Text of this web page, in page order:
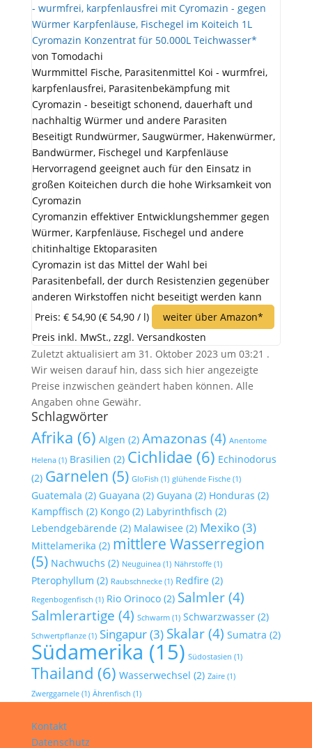
- wurmfrei, karpfenlausfrei mit Cyromazin - gegen
Würmer Karpfenläuse, Fischegel im Koiteich 1L
Cyromazin Konzentrat für 50.000L Teichwasser*
von Tomodachi
Wurmmittel Fische, Parasitenmittel Koi - wurmfrei,
karpfenlausfrei, Parasitenbekämpfung mit
Cyromazin - beseitigt schonend, dauerhaft und
nachhaltig Würmer und andere Parasiten
Beseitigt Rundwürmer, Saugwürmer, Hakenwürmer,
Bandwürmer, Fischegel und Karpfenläuse
Hervorragend geeignet auch für den Einsatz in
großen Koiteichen durch die hohe Wirksamkeit von
Cyromazin
Cyromanzin effektiver Entwicklungshemmer gegen
Würmer, Karpfenläuse, Fischegel und andere
chitinhaltige Ektoparasiten
Cyromazin ist das Mittel der Wahl bei
Parasitenbefall, der durch Resistenzien gegenüber
anderen Wirkstoffen nicht beseitigt werden kann
Preis: € 54,90 (€ 54,90 / l)
weiter über Amazon*
Preis inkl. MwSt., zzgl. Versandkosten
Zuletzt aktualisiert am 31. Oktober 2023 um 03:21 .
Wir weisen darauf hin, dass sich hier angezeigte
Preise inzwischen geändert haben können. Alle
Angaben ohne Gewähr.
Schlagwörter
Afrika (6) Algen (2) Amazonas(4) Anentome
Helena(1) Brasilien (2) Cichlidae(6) Echinodorus
(2) Garnelen (5) GloFish (1) glühende Fische(1)
Guatemala (2) Guayana (2) Guyana (2) Honduras (2)
Kampffisch (2) Kongo(2) Labyrinthfisch (2)
Lebendgebärende (2) Malawisee (2) Mexiko(3)
Mittelamerika (2) mittlere Wasserregion
(5) Nachwuchs (2) Neuguinea(1) Nährstoffe(1)
Pterophyllum (2) Raubschnecke(1) Redfire (2)
Regenbogenfisch (1) Rio Orinoco(2) Salmler(4)
Salmlerartige (4) Schwarm(1) Schwarzwasser(2)
Schwertpflanze(1) Singapur(3) Skalar(4) Sumatra (2)
Südamerika (15) Südostasien (1)
Thailand (6) Wasserwechsel (2) Zaire(1)
Zwerggarnele(1) Ährenfisch (1)
Kontakt
Datenschutz